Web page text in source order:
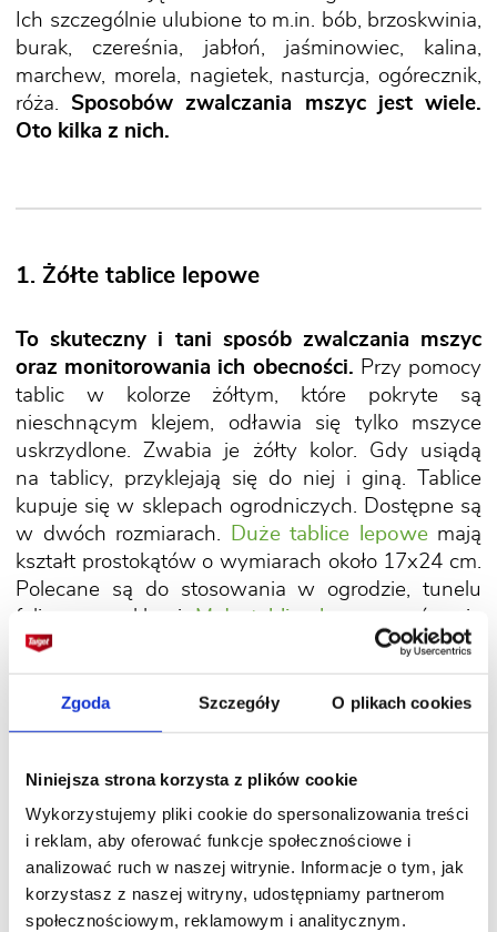
Zgoda Szczegóły O plikach cookies
Niniejsza strona korzysta z plików cookie
Wykorzystujemy pliki cookie do spersonalizowania treści
i reklam, aby oferować funkcje społecznościowe i
analizować ruch w naszej witrynie. Informacje o tym, jak
korzystasz z naszej witryny, udostępniamy partnerom
społecznościowym, reklamowym i analitycznym.
Ich szczególnie ulubione to m.in. bób, brzoskwinia,
burak, czereśnia, jabłoń, jaśminowiec, kalina,
marchew, morela, nagietek, nasturcja, ogórecznik,
róża. Sposobów zwalczania mszyc jest wiele.
Oto kilka z nich.
1. Żółte tablice lepowe
To skuteczny i tani sposób zwalczania mszyc
oraz monitorowania ich obecności. Przy pomocy
tablic w kolorze żółtym, które pokryte są
nieschnącym klejem, odławia się tylko mszyce
uskrzydlone. Zwabia je żółty kolor. Gdy usiądą
na tablicy, przyklejają się do niej i giną. Tablice
kupuje się w sklepach ogrodniczych. Dostępne są
w dwóch rozmiarach.
Duże tablice lepowemają
kształt prostokątów o wymiarach około 17x24 cm.
Polecane są do stosowania w ogrodzie, tunelu
foliowym, szklarni. Małe tablice lepowe
zaś mają
kształt motyli – nadają się do mieszkań oraz
na tarasy i balkony.
Żółte tablice lepowe nie tylko ograniczają
Pozwalają także monitorować
ich obecność oraz innych szkodników latających,
które także wabi żółty kolor, np. mączlików,
miniarek i ziemiórek. Po zauważeniu szkodników
przyklejonych do tablicy można zastosować
również inne sposoby ich zwalczania, np. opryski.